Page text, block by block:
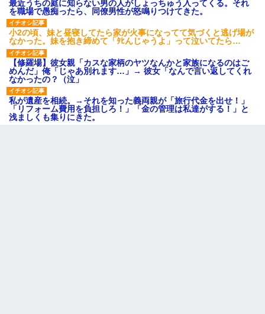
最近うちの庭に知らない男の人がしょっちゅう入ってくる。それ
を職場で愚痴ったら、同僚男性が怒鳴りつけてきた。
小2の頃、妹と昼寝してたら家が火事になってて気づくと逃げ場が
なかった。妹を抱き締めて「ﾀﾋんじゃうよ」って泣いてたら…
【修羅場】彼女親「カスな家柄のヤツなんかと家族になるのはご
めんだ」俺「じゃあ別れます…」→ 彼女「なんで言い返してくれ
なかったの？（泣」
私が遺産を相続。→それを知った義両親が「旅行代金を出せ！」
「リフォーム費用を負担しろ！」「金の管理は私達がする！」と
浅ましくも集りにきた。